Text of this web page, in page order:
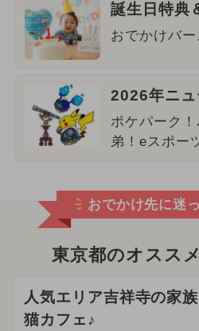
誕生日特典
おでかけバ
2026年ニュ
ポケパーク
弟！eスポー
おでかけ先に迷
東京都のオスス
人気エリア吉祥寺の家
猫カフェ♪